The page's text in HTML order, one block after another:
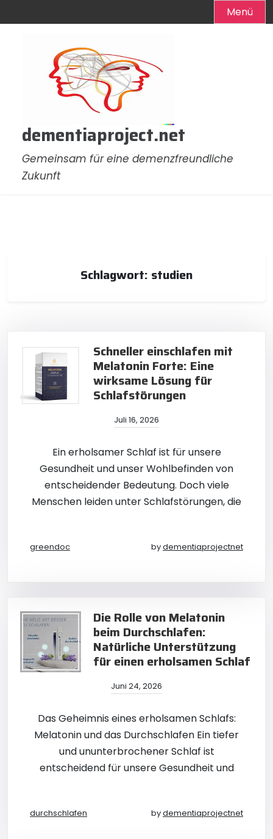
Menü
dementiaproject.net
Gemeinsam für eine demenzfreundliche
Zukunft
Schlagwort: studien
Schneller einschlafen mit
Melatonin Forte: Eine
wirksame Lösung für
Schlafstörungen
Juli 16, 2026
Ein erholsamer Schlaf ist für unsere
Gesundheit und unser Wohlbefinden von
entscheidender Bedeutung. Doch viele
Menschen leiden unter Schlafstörungen, die
greendoc bydementiaprojectnet
Die Rolle von Melatonin
beim Durchschlafen:
Natürliche Unterstützung
für einen erholsamen Schlaf
Juni 24, 2026
Das Geheimnis eines erholsamen Schlafs:
Melatonin und das Durchschlafen Ein tiefer
und ununterbrochener Schlaf ist
entscheidend für unsere Gesundheit und
durchschlafen bydementiaprojectnet